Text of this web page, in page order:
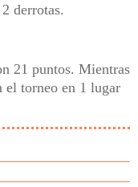
derrotas.
21 puntos. Mientras
el torneo en 1 lugar